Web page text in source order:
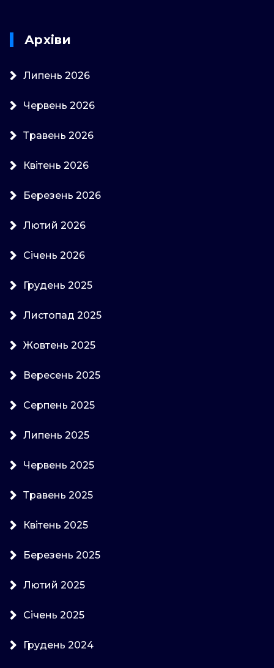
Архіви
Липень 2026
Червень 2026
Травень 2026
Квітень 2026
Березень 2026
Лютий 2026
Січень 2026
Грудень 2025
Листопад 2025
Жовтень 2025
Вересень 2025
Серпень 2025
Липень 2025
Червень 2025
Травень 2025
Квітень 2025
Березень 2025
Лютий 2025
Січень 2025
Грудень 2024